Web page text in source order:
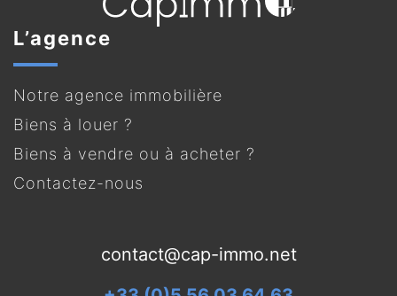
L’agence
Notre agence immobilière
Biens à louer ?
Biens à vendre ou à acheter ?
Contactez-nous
contact@cap-immo.net